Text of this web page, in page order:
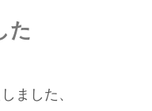
た
ました、